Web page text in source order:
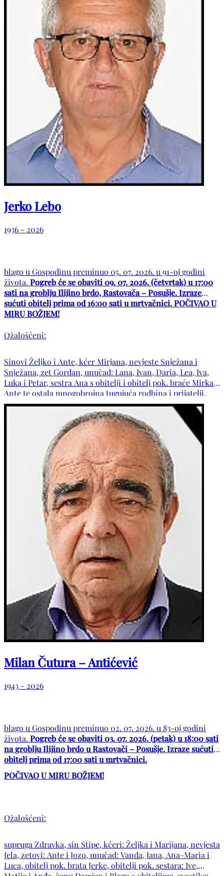
Jerko Lebo
1936 - 2026
blago u Gospodinu preminuo 05. 07. 2026. u 91-oj godini
života. Pogreb će se obaviti 09. 07. 2026. (četvrtak) u 17:00
sati na groblju Ilijino brdo, Rastovača – Posušje. Izraze
sućuti obitelj prima od 16:00 sati u mrtvačnici. POČIVAO U
MIRU BOŽJEM!
Ožalošćeni:
Sinovi Željko i Ante, kćer Mirjana, nevjeste Snježana i
Snježana, zet Gordan, unučad: Lana, Ivan, Daria, Lea, Iva,
Luka i Petar, sestra Ana s obitelji i obitelj pok. braće Mirka i
Ante te ostala mnogobrojna tugujuća rodbina i prijatelji.
Milan Čutura – Antićević
1943 - 2026
blago u Gospodinu preminuo 02. 07. 2026. u 83-oj godini
života. Pogreb će se obaviti 03. 07. 2026. (petak) u 18:00 sati
na groblju Ilijino brdo u Rastovači – Posušje. Izraze sućuti
obitelj prima od 17:00 sati u mrtvačnici.
POČIVAO U MIRU BOŽJEM!
Ožalošćeni:
supruga Zdravka, sin Stipe, kćeri: Željka i Marijana, nevjesta
Jela, zetovi: Ante i Jozo, unučad: Vanda, Jana, Ana-Maria i
Luca, obitelj pok. brata Jerke, obitelji pok. sestara: Ive,